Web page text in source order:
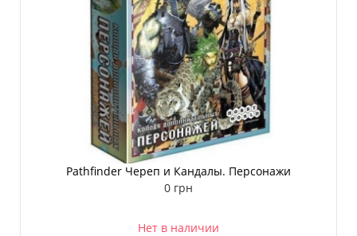
Pathfinder Череп и Кандалы. Персонажи
0 грн
Нет в наличии